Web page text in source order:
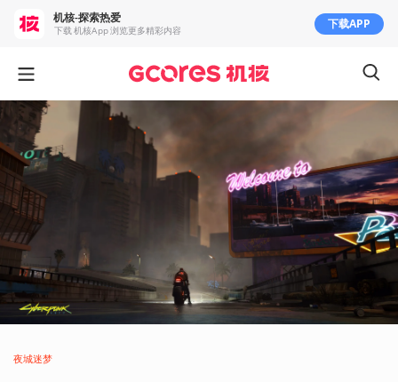
夜城迷梦
机核-探索热爱
下载 机核App 浏览更多精彩内容 下载APP